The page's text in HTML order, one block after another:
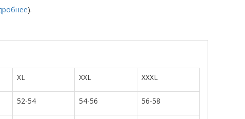
).
XL XXL XXXL
52-54 54-56 56-58